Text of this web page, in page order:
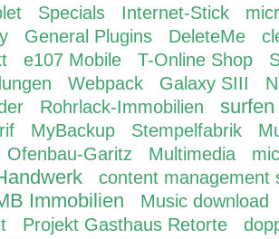
Specials Internet-Stick
General Plugins DeleteMe
e107 Mobile T-Online Shop
Webpack Galaxy SIII
Rohrlack-Immobilien surfen
MyBackup Stempelfabrik
Ofenbau-Garitz Multimedia
content management
Immobilien
Music download
Projekt Gasthaus Retorte